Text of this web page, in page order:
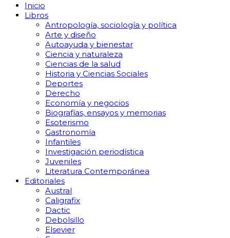
Inicio
Libros
Antropología, sociología y política
Arte y diseño
Autoayuda y bienestar
Ciencia y naturaleza
Ciencias de la salud
Historia y Ciencias Sociales
Deportes
Derecho
Economía y negocios
Biografías, ensayos y memorias
Esoterismo
Gastronomía
Infantiles
Investigación periodística
Juveniles
Literatura Contemporánea
Editoriales
Austral
Caligrafix
Dactic
Debolsillo
Elsevier